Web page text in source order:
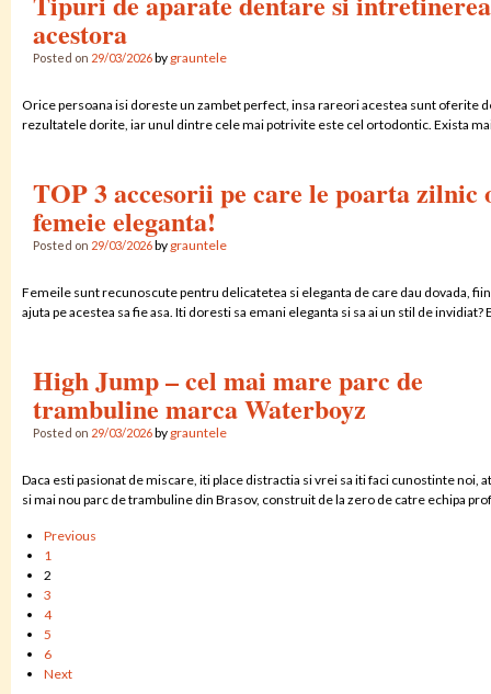
acestora
Posted on 29/03/2026by grauntele
Orice persoana isi doreste un zambet perfect, insa rareori acestea sunt oferite
rezultatele dorite, iar unul dintre cele mai potrivite este cel ortodontic. Exista
TOP 3 accesorii pe care le poarta zilnic
femeie eleganta!
Posted on 29/03/2026by grauntele
Femeile sunt recunoscute pentru delicatetea si eleganta de care dau dovada,
ajuta pe acestea sa fie asa. Iti doresti sa emani eleganta si sa ai un stil de
High Jump – cel mai mare parc de
trambuline marca Waterboyz
Posted on 29/03/2026by grauntele
Daca esti pasionat de miscare, iti place distractia si vrei sa iti faci cunostinte
si mai nou parc de trambuline din Brasov, construit de la zero de catre echipa
Posts
pagination
Previous
1
2
3
4
5
6
Next